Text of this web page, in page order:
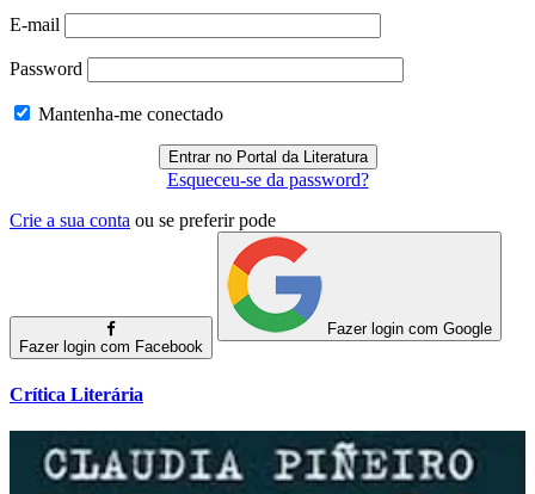
E-mail
Password
Mantenha-me conectado
Esqueceu-se da password?
Crie a sua conta ou se preferir pode
Fazer login com Facebook
Fazer login com Google
Crítica Literária